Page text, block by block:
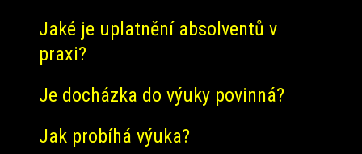
Jaké je uplatnění absolventů v
praxi?
Je docházka do výuky povinná?
Jak probíhá výuka?